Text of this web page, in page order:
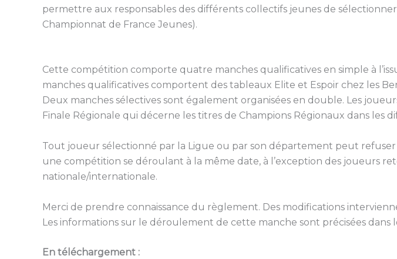
permettre aux responsables des différents collectifs jeunes de
Championnat de France Jeunes).
Cette compétition comporte quatre manches qualificatives en simple à
manches qualificatives comportent des tableaux Elite et Espoir chez les
Deux manches sélectives sont également organisées en double. Les
Finale Régionale qui décerne les titres de Champions Régionaux dans les
Tout joueur sélectionné par la Ligue ou par son département peut refuser
une compétition se déroulant à la même date, à l’exception des joueurs
nationale/internationale.
Merci de prendre connaissance du règlement. Des modifications
Les informations sur le déroulement de cette manche sont précisées dans
En téléchargement :